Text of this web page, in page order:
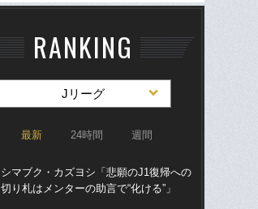
RANKING
Jリーグ
最新 24時間 週間
シマブク・カズヨシ「悲願のJ1復帰への
切り札はメンターの助言で“化ける”」